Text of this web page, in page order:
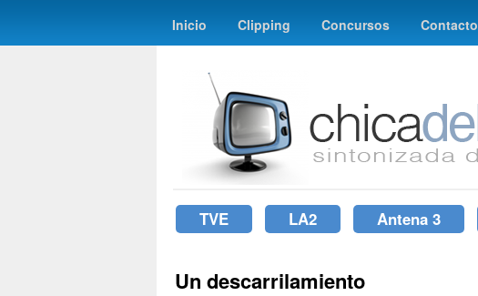
Inicio Clipping Concursos Contacto
TVE LA2 Antena 3
Un descarrilamiento